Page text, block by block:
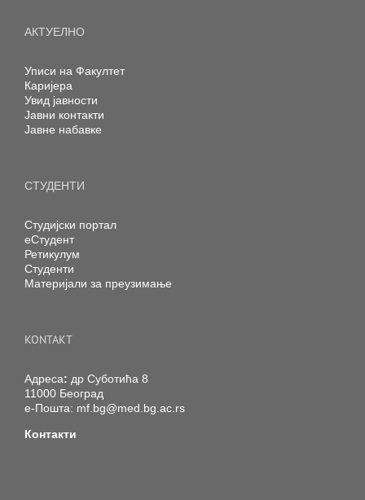
АКТУЕЛНО
Уписи на Факултет
Каријера
Увид јавности
Јавни контакти
Јавне набавке
СТУДЕНТИ
Студијски портал
еСтудент
Ретикулум
Студенти
Материјали за преузимање
KONTAKT
Адреса: др Суботића 8
11000 Београд
е-Пошта: mf.bg@med.bg.ac.rs
Контакти